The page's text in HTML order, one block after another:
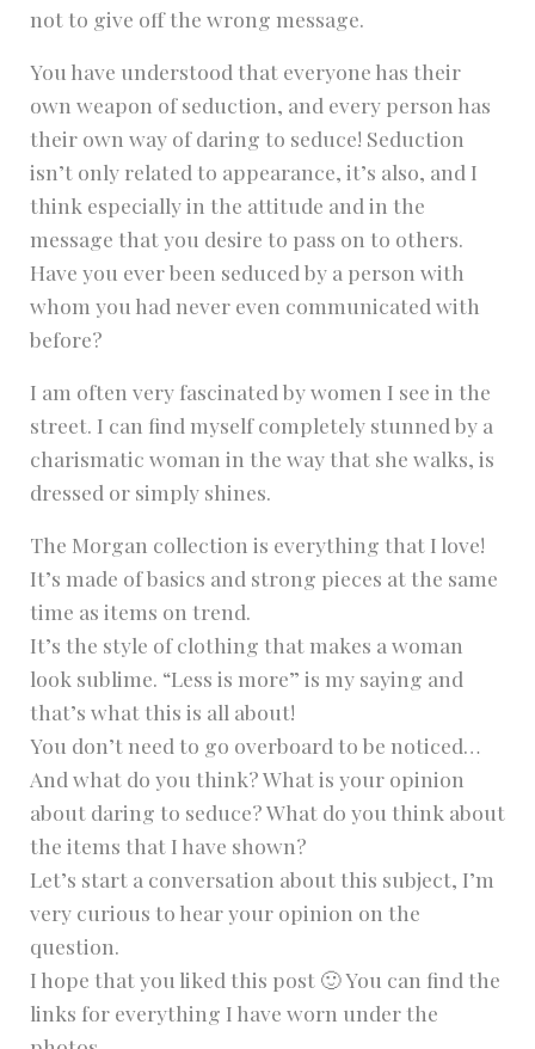
not to give off the wrong message.
You have understood that everyone has their
own weapon of seduction, and every person has
their own way of daring to seduce! Seduction
isn’t only related to appearance, it’s also, and I
think especially in the attitude and in the
message that you desire to pass on to others.
Have you ever been seduced by a person with
whom you had never even communicated with
before?
I am often very fascinated by women I see in the
street. I can find myself completely stunned by a
charismatic woman in the way that she walks, is
dressed or simply shines.
The Morgan collection is everything that I love!
It’s made of basics and strong pieces at the same
time as items on trend.
It’s the style of clothing that makes a woman
look sublime. “Less is more” is my saying and
that’s what this is all about!
You don’t need to go overboard to be noticed…
And what do you think? What is your opinion
about daring to seduce? What do you think about
the items that I have shown?
Let’s start a conversation about this subject, I’m
very curious to hear your opinion on the
question.
I hope that you liked this post 🙂 You can find the
links for everything I have worn under the